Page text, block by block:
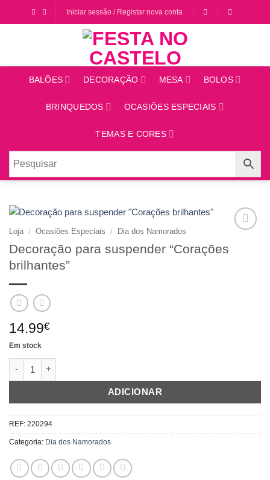
Iniciar sessão / Registar nova conta
BALÕES DECORAÇÃO MESA BOLOS
BRINQUEDOS OCASIÕES ESPECIAIS
TEMAS E CORES
Loja / Ocasiões Especiais / Dia dos Namorados
Decoração para suspender “Corações
brilhantes”
14.99€
Em stock
ADICIONAR
REF: 220294
Categoria: Dia dos Namorados